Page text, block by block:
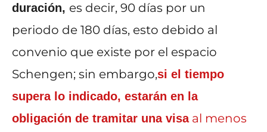
duración, es decir, 90 días por un
periodo de 180 días, esto debido al
convenio que existe por el espacio
Schengen; sin embargo,si el tiempo
supera lo indicado, estarán en la
obligación de tramitar una visaal menos